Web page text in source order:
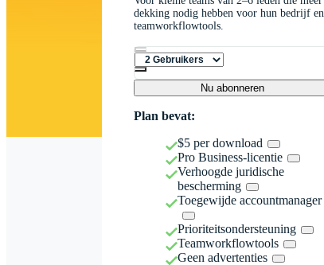
dekking nodig hebben voor hun bedrijf en
teamworkflowtools.
Nu abonneren
Plan bevat:
$5 per download
Pro Business-licentie
Verhoogde juridische
bescherming
Toegewijde accountmanager
Prioriteitsondersteuning
Teamworkflowtools
Geen advertenties